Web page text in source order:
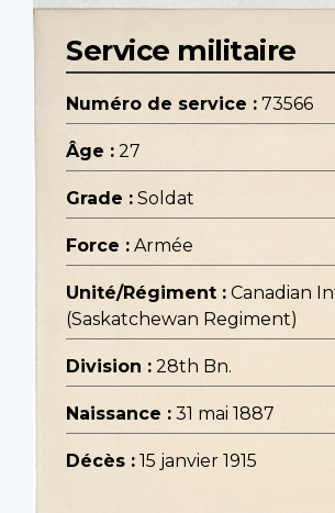
Service militaire
Numéro de service : 73566
Âge : 27
Grade : Soldat
Force : Armée
Unité/Régiment : Canadian
(Saskatchewan Regiment)
Division : 28th Bn.
Naissance : 31 mai 1887
Décès : 15 janvier 1915